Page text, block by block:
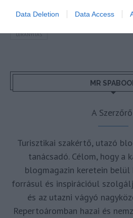
Data Deletion Data Access
VAKCINAÚTLEVÉL VIDEÓ VÉLEMÉNY
ÚJRANYITÁS
MR
A
Turisztikai szakértő, utazó
tanácsadó. Célom, hogy a
blogmagazin keretein
forrásul és inspirációul
és az utazni vágyó
Repertoáromban hazai és